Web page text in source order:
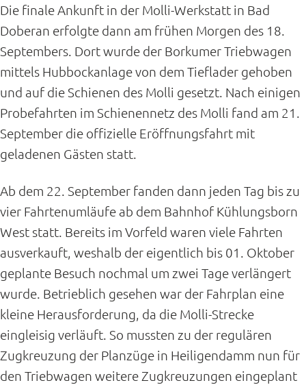
Die finale Ankunft in der Molli-Werkstatt in Bad
Doberan erfolgte dann am frühen Morgen des 18.
Septembers. Dort wurde der Borkumer Triebwagen
mittels Hubbockanlage von dem Tieflader gehoben
und auf die Schienen des Molli gesetzt. Nach einigen
Probefahrten im Schienennetz des Molli fand am 21.
September die offizielle Eröffnungsfahrt mit
geladenen Gästen statt.
Ab dem 22. September fanden dann jeden Tag bis zu
vier Fahrtenumläufe ab dem Bahnhof Kühlungsborn
West statt. Bereits im Vorfeld waren viele Fahrten
ausverkauft, weshalb der eigentlich bis 01. Oktober
geplante Besuch nochmal um zwei Tage verlängert
wurde. Betrieblich gesehen war der Fahrplan eine
kleine Herausforderung, da die Molli-Strecke
eingleisig verläuft. So mussten zu der regulären
Zugkreuzung der Planzüge in Heiligendamm nun für
den Triebwagen weitere Zugkreuzungen eingeplant